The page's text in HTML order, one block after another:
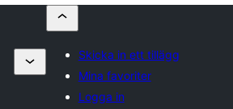
Skicka in ett tillägg
Mina favoriter
Logga in